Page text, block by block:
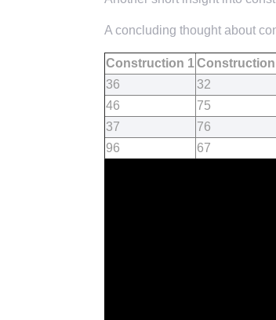
A concluding thought about
Construction 1Construction
36
32
46
75
37
76
96
67